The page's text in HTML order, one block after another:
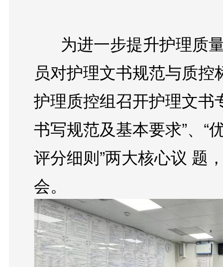
员对护理文书规范与质
护理质控组召开护理文书
书写规范及基本要求”、“
评分细则”两大核心议 题
会。